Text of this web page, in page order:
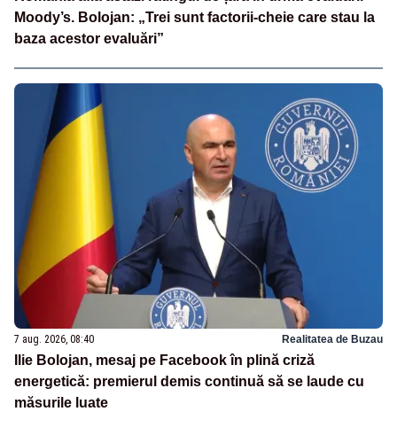
Moody’s. Bolojan: „Trei sunt factorii-cheie care stau la
baza acestor evaluări”
7 aug. 2026, 08:40 Realitatea de Buzau
Ilie Bolojan, mesaj pe Facebook în plină criză
energetică: premierul demis continuă să se laude cu
măsurile luate